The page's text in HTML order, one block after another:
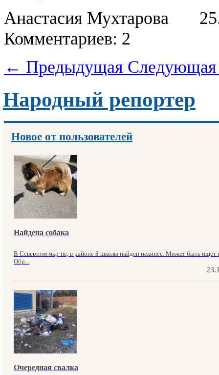
Анастасия Мухтарова
Комментариев: 2
← Предыдущая
Народный репортер
Новое от пользователей
Найдена собака
В Северном мкр-не, в районе 8 школы найден пекинес. Может быть ищет
Обр...
Очередная свалка